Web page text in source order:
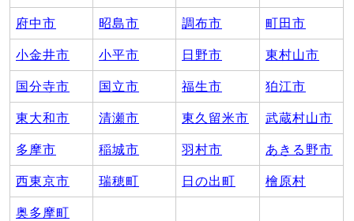
府中市 昭島市 調布市 町田市
小金井市 小平市 日野市 東村山市
国分寺市 国立市 福生市 狛江市
東大和市 清瀬市 東久留米市 武蔵村山市
多摩市 稲城市 羽村市 あきる野市
西東京市 瑞穂町 日の出町 檜原村
奥多摩町